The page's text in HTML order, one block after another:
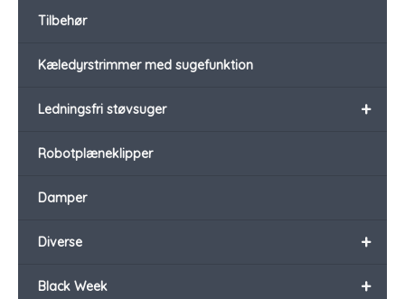
Tilbehør
Kæledyrstrimmer med sugefunktion
+
Ledningsfri støvsuger
Robotplæneklipper
Damper
+
Diverse
+
Black Week